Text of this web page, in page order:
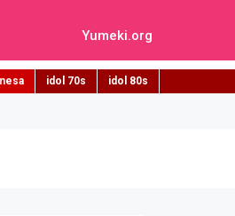
Yumeki.org
idol 70s idol 80s